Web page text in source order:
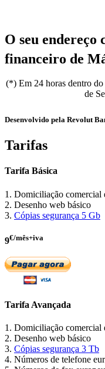
O seu
financeiro de
(*) Em 24 horas dentro
de
Desenvolvido pela Revolut
Tarifas
Tarifa Básica
1. Domiciliação comercial
2. Desenho web básico
3. Cópias segurança 5 Gb
9€/mês+iva
Tarifa Avançada
1. Domiciliação comercial
2. Desenho web básico
3. Cópias segurança 3 Tb
4. Números de telefone